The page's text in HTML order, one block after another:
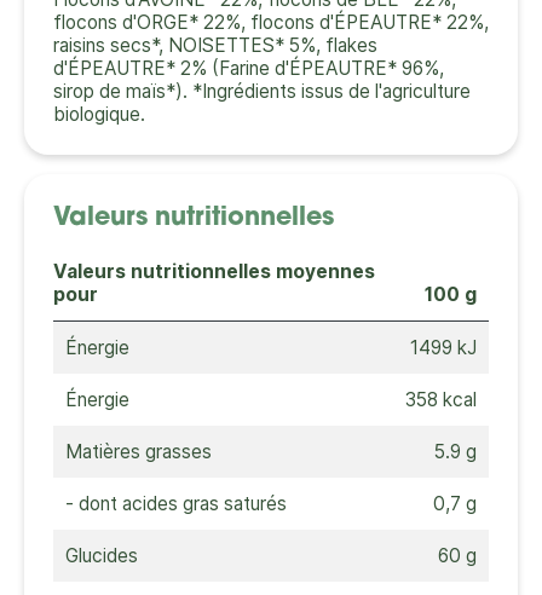
flocons d'ORGE* 22%, flocons d'ÉPEAUTRE* 22%,
raisins secs*, NOISETTES* 5%, flakes
d'ÉPEAUTRE* 2% (Farine d'ÉPEAUTRE* 96%,
sirop de maïs*). *Ingrédients issus de l'agriculture
biologique.
Valeurs nutritionnelles
Valeurs nutritionnelles moyennes
pour
100 g
Énergie 1499 kJ
Énergie 358 kcal
Matières grasses 5.9 g
- dont acides gras saturés 0,7 g
Glucides 60 g